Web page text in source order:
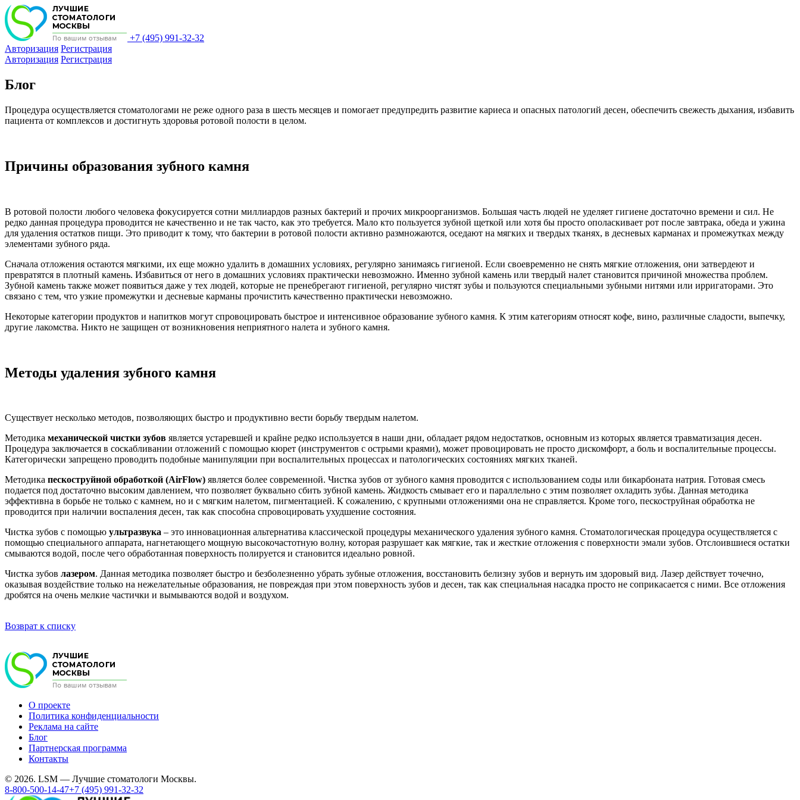
+7 (495) 991-32-32
Авторизация Регистрация
Авторизация Регистрация
Блог
Процедура осуществляется стоматологами не реже одного раза в шесть месяцев и помогает предупредить развитие кариеса и опасных патологий десен, обеспечить свежесть дыхания, избавить
пациента от комплексов и достигнуть здоровья ротовой полости в целом.
Причины образования зубного камня
В ротовой полости любого человека фокусируется сотни миллиардов разных бактерий и прочих микроорганизмов. Большая часть людей не уделяет гигиене достаточно времени и сил. Не
редко данная процедура проводится не качественно и не так часто, как это требуется. Мало кто пользуется зубной щеткой или хотя бы просто ополаскивает рот после завтрака, обеда и ужина
для удаления остатков пищи. Это приводит к тому, что бактерии в ротовой полости активно размножаются, оседают на мягких и твердых тканях, в десневых карманах и промежутках между
элементами зубного ряда.
Сначала отложения остаются мягкими, их еще можно удалить в домашних условиях, регулярно занимаясь гигиеной. Если своевременно не снять мягкие отложения, они затвердеют и
превратятся в плотный камень. Избавиться от него в домашних условиях практически невозможно. Именно зубной камень или твердый налет становится причиной множества проблем.
Зубной камень также может появиться даже у тех людей, которые не пренебрегают гигиеной, регулярно чистят зубы и пользуются специальными зубными нитями или ирригаторами. Это
связано с тем, что узкие промежутки и десневые карманы прочистить качественно практически невозможно.
Некоторые категории продуктов и напитков могут спровоцировать быстрое и интенсивное образование зубного камня. К этим категориям относят кофе, вино, различные сладости, выпечку,
другие лакомства. Никто не защищен от возникновения неприятного налета и зубного камня.
Методы удаления зубного камня
Существует несколько методов, позволяющих быстро и продуктивно вести борьбу твердым налетом.
Методика механической чистки зубов является устаревшей и крайне редко используется в наши дни, обладает рядом недостатков, основным из которых является травматизация десен.
Процедура заключается в соскабливании отложений с помощью кюрет (инструментов с острыми краями), может провоцировать не просто дискомфорт, а боль и воспалительные процессы.
Категорически запрещено проводить подобные манипуляции при воспалительных процессах и патологических состояниях мягких тканей.
Методика пескоструйной обработкой (AirFlow) является более современной. Чистка зубов от зубного камня проводится с использованием соды или бикарбоната натрия. Готовая смесь
подается под достаточно высоким давлением, что позволяет буквально сбить зубной камень. Жидкость смывает его и параллельно с этим позволяет охладить зубы. Данная методика
эффективна в борьбе не только с камнем, но и с мягким налетом, пигментацией. К сожалению, с крупными отложениями она не справляется. Кроме того, пескоструйная обработка не
проводится при наличии воспаления десен, так как способна спровоцировать ухудшение состояния.
Чистка зубов с помощью ультразвука – это инновационная альтернатива классической процедуры механического удаления зубного камня. Стоматологическая процедура осуществляется с
помощью специального аппарата, нагнетающего мощную высокочастотную волну, которая разрушает как мягкие, так и жесткие отложения с поверхности эмали зубов. Отслоившиеся остатки
смываются водой, после чего обработанная поверхность полируется и становится идеально ровной.
Чистка зубов лазером. Данная методика позволяет быстро и безболезненно убрать зубные отложения, восстановить белизну зубов и вернуть им здоровый вид. Лазер действует точечно,
оказывая воздействие только на нежелательные образования, не повреждая при этом поверхность зубов и десен, так как специальная насадка просто не соприкасается с ними. Все отложения
дробятся на очень мелкие частички и вымываются водой и воздухом.
Возврат к списку
О проекте
Политика конфиденциальности
Реклама на сайте
Блог
Партнерская программа
Контакты
© 2026. LSM — Лучшие стоматологи Москвы.
8-800-500-14-47+7 (495) 991-32-32